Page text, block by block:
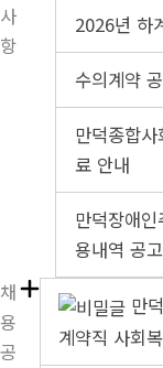
사
항
2026년 하
수의계약
만덕종합
료 안내
만덕장애
용내역 공고
채
용
공
만
계약직 사회